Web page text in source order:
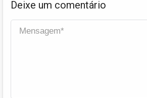
Deixe um comentário